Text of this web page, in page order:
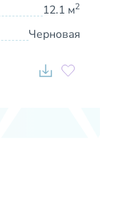
12.1 м2
Черновая